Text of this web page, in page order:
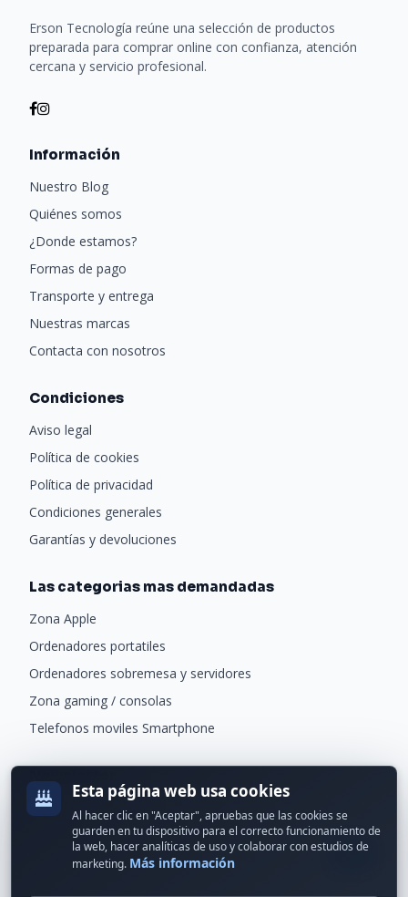
Erson Tecnología reúne una selección de productos
preparada para comprar online con confianza, atención
cercana y servicio profesional.
Información
Nuestro Blog
Quiénes somos
¿Donde estamos?
Formas de pago
Transporte y entrega
Nuestras marcas
Contacta con nosotros
Condiciones
Aviso legal
Política de cookies
Política de privacidad
Condiciones generales
Garantías y devoluciones
Las categorias mas demandadas
Zona Apple
Ordenadores portatiles
Ordenadores sobremesa y servidores
Zona gaming / consolas
Telefonos moviles Smartphone
Recibe ofertas exclusivas y novedades.
Esta página web usa cookies
Al hacer clic en "Aceptar", apruebas que las cookies se
guarden en tu dispositivo para el correcto funcionamiento de
la web, hacer analíticas de uso y colaborar con estudios de
marketing. Más información